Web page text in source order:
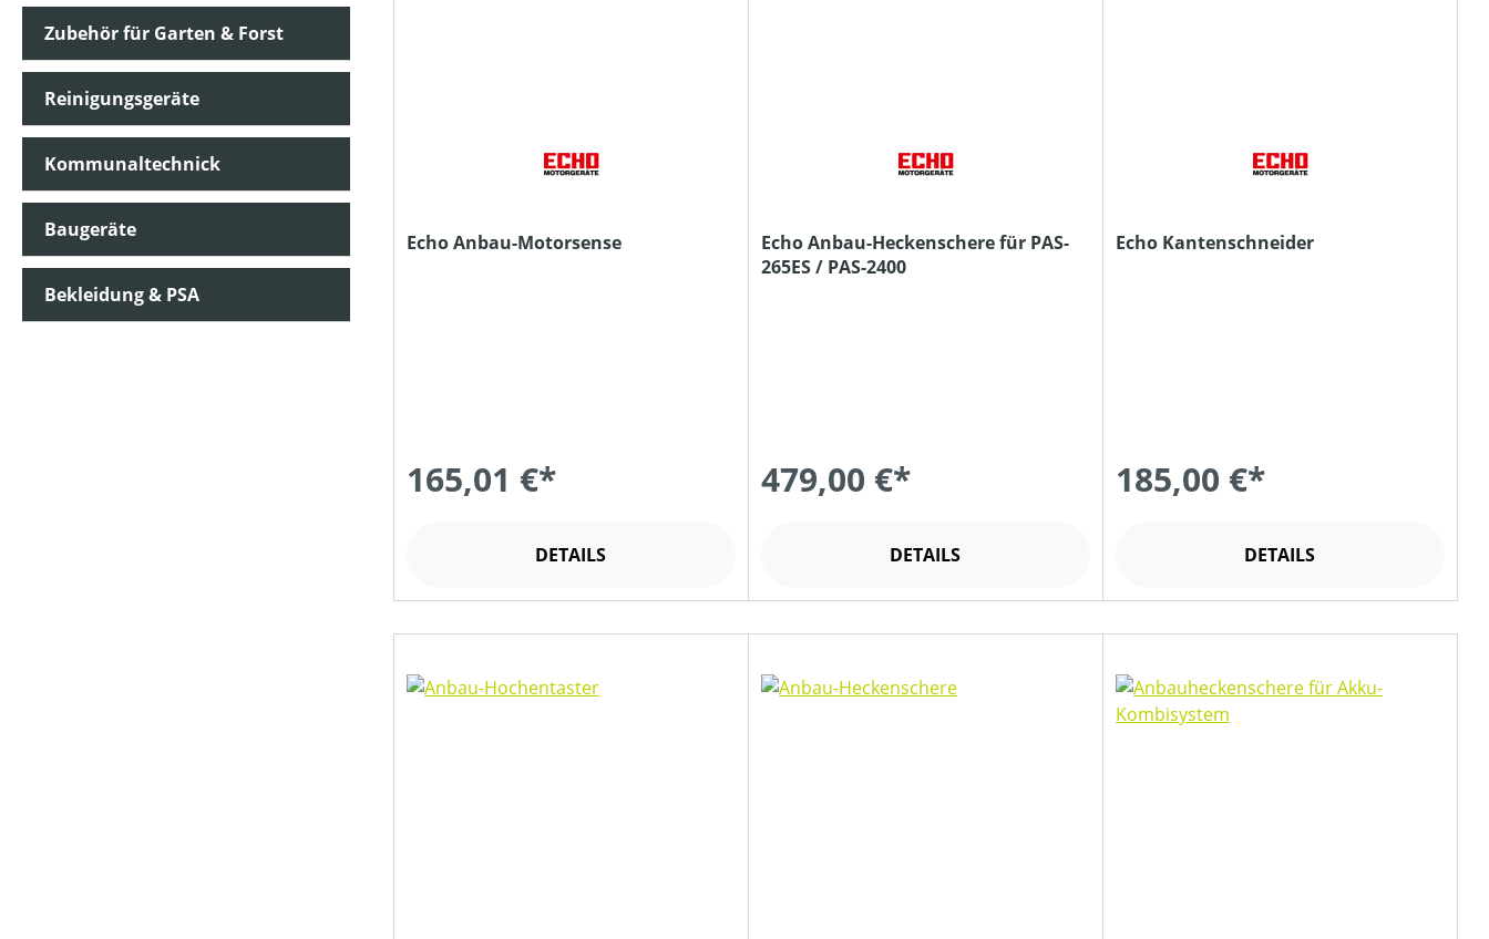
MESSERANZAHL
MOTORTYP (HERSTELLERBEZEICHNUNG)
NENNSPANNUNG (IN V)
SCHEIBENDREHZAHL (IN UMDREHUNGEN/MIN)
Zubehör für Garten & Forst
Reinigungsgeräte
Kommunaltechnick
Baugeräte
Bekleidung & PSA
Echo Anbau-Motorsense
165,01 €*
DETAILS
Echo Anbau-Heckenschere für PAS-
265ES / PAS-2400
479,00 €*
DETAILS
Echo Kantenschneider
185,00 €*
DETAILS